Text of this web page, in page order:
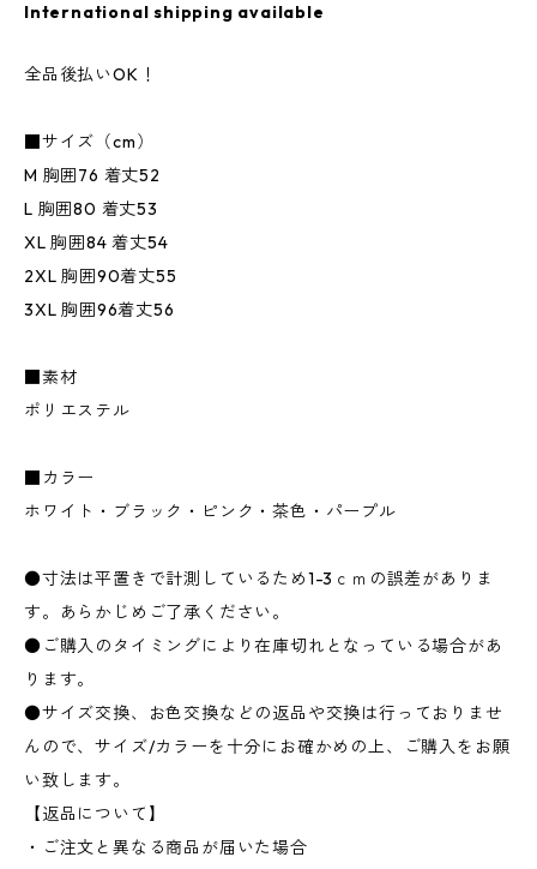
International shipping available
全品後払いOK！
■サイズ（cm）
M 胸囲76 着丈52
L 胸囲80 着丈53
XL 胸囲84 着丈54
2XL 胸囲90着丈55
3XL 胸囲96着丈56
■素材
ポリエステル
■カラー
ホワイト・ブラック・ピンク・茶色・パープル
●寸法は平置きで計測しているため1-3ｃｍの誤差がありま
す。あらかじめご了承ください。
●ご購入のタイミングにより在庫切れとなっている場合があ
ります。
●サイズ交換、お色交換などの返品や交換は行っておりませ
んので、サイズ/カラーを十分にお確かめの上、ご購入をお願
い致します。
【返品について】
・ご注文と異なる商品が届いた場合